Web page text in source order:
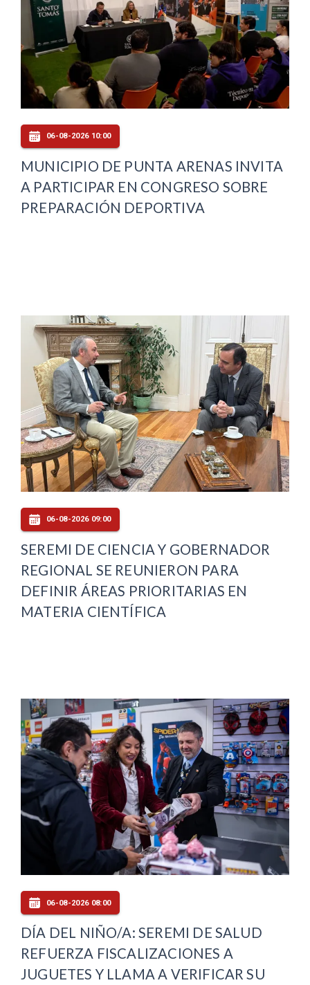
06-08-2026 10:00
MUNICIPIO DE PUNTA ARENAS INVITA
A PARTICIPAR EN CONGRESO SOBRE
PREPARACIÓN DEPORTIVA
06-08-2026 09:00
SEREMI DE CIENCIA Y GOBERNADOR
REGIONAL SE REUNIERON PARA
DEFINIR ÁREAS PRIORITARIAS EN
MATERIA CIENTÍFICA
06-08-2026 08:00
DÍA DEL NIÑO/A: SEREMI DE SALUD
REFUERZA FISCALIZACIONES A
JUGUETES Y LLAMA A VERIFICAR SU